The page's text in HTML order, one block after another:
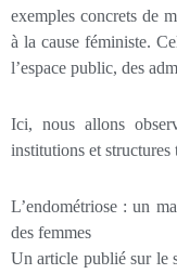
exemples concrets de
à la cause féministe.
l’espace public, des
Ici, nous allons
institutions et
L’endométriose : un
des femmes
Un article publié sur le